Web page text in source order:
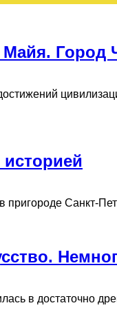
Майя. Город
пригороде Санкт-
в достаточно